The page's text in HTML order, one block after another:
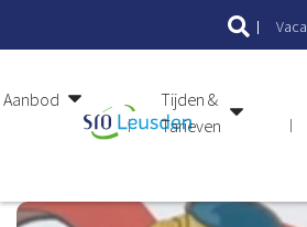
Aanbod
Tijden &
Tarieven